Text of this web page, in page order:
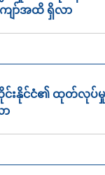
ော်အထိ ရှိလာ
င်းနိုင်ငံ၏ ထုတ်လုပ်